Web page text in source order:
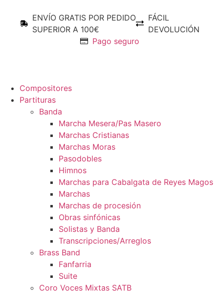
ENVÍO GRATIS POR PEDIDO
SUPERIOR A 100€
FÁCIL
DEVOLUCIÓN
Pago seguro
Compositores
Partituras
Banda
Marcha Mesera/Pas Masero
Marchas Cristianas
Marchas Moras
Pasodobles
Himnos
Marchas para Cabalgata de Reyes Magos
Marchas
Marchas de procesión
Obras sinfónicas
Solistas y Banda
Transcripciones/Arreglos
Brass Band
Fanfarria
Suite
Coro Voces Mixtas SATB